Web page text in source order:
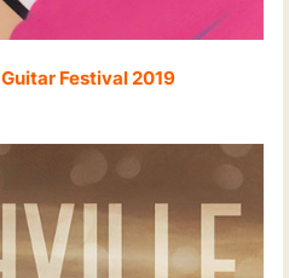
Festival 2019